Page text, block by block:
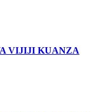
VIJIJI KUANZA